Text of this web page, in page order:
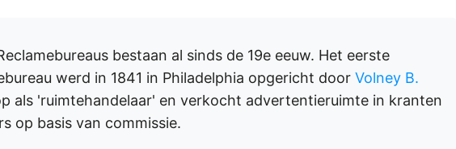
bestaan al sinds de 19e eeuw. Het eerste
werd in 1841 in Philadelphia opgericht door Volney B.
als 'ruimtehandelaar' en verkocht advertentieruimte in kranten
op basis van commissie.